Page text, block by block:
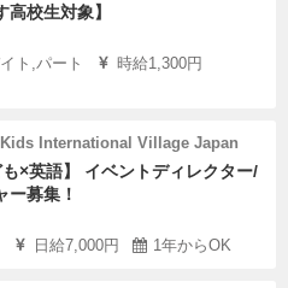
校生対象】
ト,パート
時給1,300円
Kids International Village Japan
も×英語】 イベントディレクター/
ー募集！
日給7,000円 1年からOK